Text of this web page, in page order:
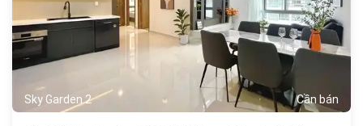
Sky Garden 2 Cần bán